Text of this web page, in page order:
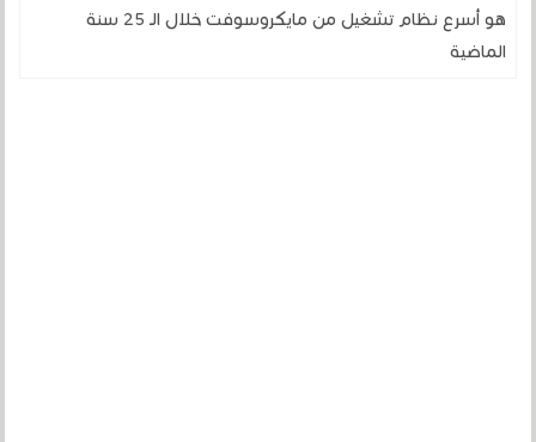
هو أسرع نظام تشغيل من مايكروسوفت خلال الـ 25 سنة
الماضية